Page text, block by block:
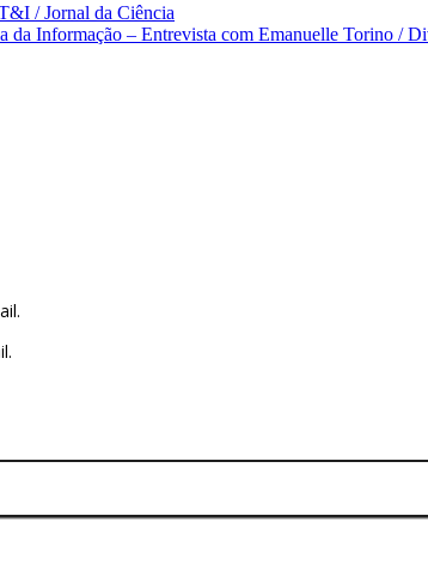
/ Jornal da Ciência
da Informação – Entrevista com Emanuelle Torino /